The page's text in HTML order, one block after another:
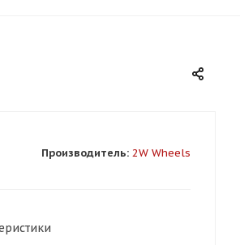
Производитель: 2W Wheels